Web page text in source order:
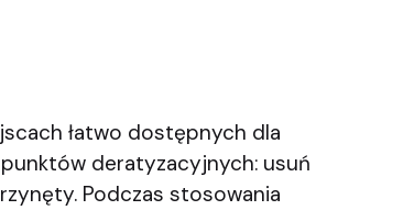
łatwo dostępnych dla
deratyzacyjnych: usuń
Podczas stosowania